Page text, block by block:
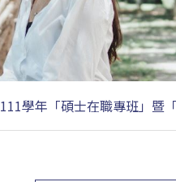
111學年「碩士在職專班」暨